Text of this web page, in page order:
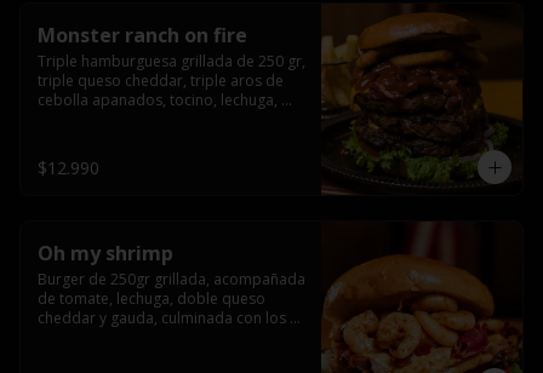
Monster ranch on fire
Triple hamburguesa grillada de 250 gr,
triple queso cheddar, triple aros de
cebolla apanados, tocino, lechuga,
jalapeños de texas.
$12.990
Oh my shrimp
Burger de 250gr grillada, acompañada
de tomate, lechuga, doble queso
cheddar y gauda, culminada con los